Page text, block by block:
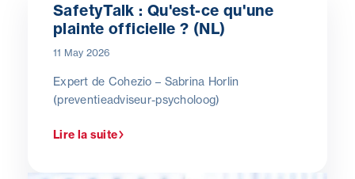
SafetyTalk : Qu'est-ce qu'une
plainte officielle ? (NL)
11 May 2026
Expert de Cohezio – Sabrina Horlin
(preventieadviseur-psycholoog)
Lire la suite